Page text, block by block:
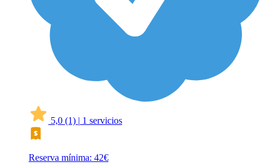
5,0 (1) | 1 servicios
Reserva mínima: 42€